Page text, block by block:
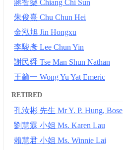
蔣智燊 Chiang Chi Sun
朱俊熹 Chu Chun Hei
金泓旭 Jin Hongxu
李駿彥 Lee Chun Yin
謝民舜 Tse Man Shun Nathan
王籲一 Wong Yu Yat Emeric
RETIRED
孔汝彬 先生 Mr Y. P. Hung, Bose
劉慧霖 小姐 Ms. Karen Lau
賴慧君 小姐 Ms. Winnie Lai